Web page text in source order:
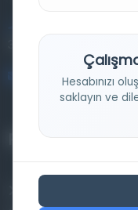
Hesabınızı
saklayın ve